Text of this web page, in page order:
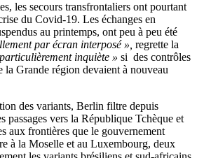
les secours transfrontaliers ont pourtant
du Covid-19. Les échanges en
au printemps, ont peu à peu été
par écran interposé », regrette la
inquiète » si des contrôles
la Grande région devaient à nouveau
des variants, Berlin filtre depuis
passages vers la République Tchèque et
aux frontières que le gouvernement
à la Moselle et au Luxembourg, deux